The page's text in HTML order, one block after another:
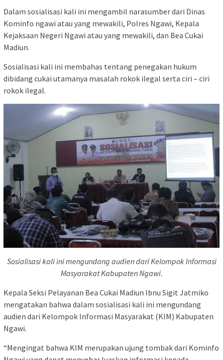
Dalam sosialisasi kali ini mengambil narasumber dari Dinas
Kominfo ngawi atau yang mewakili, Polres Ngawi, Kepala
Kejaksaan Negeri Ngawi atau yang mewakili, dan Bea Cukai
Madiun.
Sosialisasi kali ini membahas tentang penegakan hukum
dibidang cukai utamanya masalah rokok ilegal serta ciri – ciri
rokok ilegal.
Sosialisasi kali ini mengundang audien dari Kelompok Informasi
Masyarakat Kabupaten Ngawi.
Kepala Seksi Pelayanan Bea Cukai Madiun Ibnu Sigit Jatmiko
mengatakan bahwa dalam sosialisasi kali ini mengundang
audien dari Kelompok Informasi Masyarakat (KIM) Kabupaten
Ngawi.
“Mengingat bahwa KIM merupakan ujung tombak dari Kominfo